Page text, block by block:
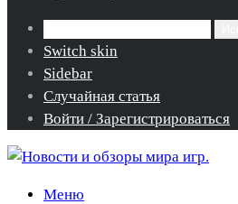
Switch skin
Sidebar
Случайная статья
Войти / Зарегистрироваться
Меню